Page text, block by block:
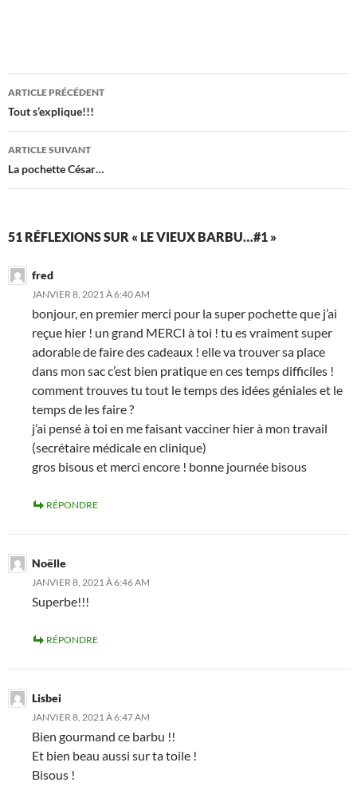
Navigation
des
articles
ARTICLE PRÉCÉDENT
Tout s’explique!!!
ARTICLE SUIVANT
La pochette César…
51 RÉFLEXIONS SUR « LE VIEUX BARBU…#1 »
fred
JANVIER 8, 2021 À 6:40 AM
bonjour, en premier merci pour la super pochette que j’ai
reçue hier ! un grand MERCI à toi ! tu es vraiment super
adorable de faire des cadeaux ! elle va trouver sa place
dans mon sac c’est bien pratique en ces temps difficiles !
comment trouves tu tout le temps des idées géniales et le
temps de les faire ?
j’ai pensé à toi en me faisant vacciner hier à mon travail
(secrétaire médicale en clinique)
gros bisous et merci encore ! bonne journée bisous
RÉPONDRE
Noëlle
JANVIER 8, 2021 À 6:46 AM
Superbe!!!
RÉPONDRE
Lisbei
JANVIER 8, 2021 À 6:47 AM
Bien gourmand ce barbu !!
Et bien beau aussi sur ta toile !
Bisous !